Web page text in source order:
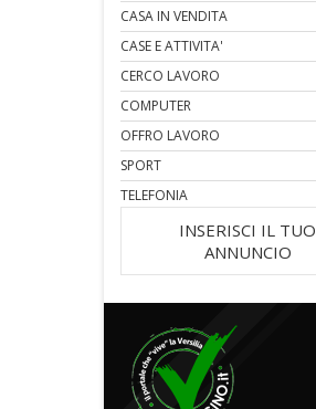
CASA IN VENDITA
CASE E ATTIVITA'
CERCO LAVORO
COMPUTER
OFFRO LAVORO
SPORT
TELEFONIA
INSERISCI IL TUO
ANNUNCIO